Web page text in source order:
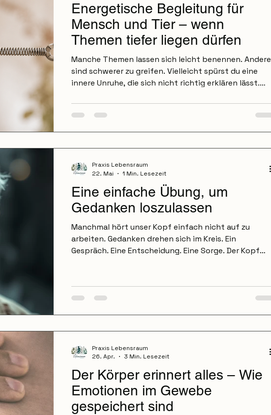
Energetische Begleitung für
Mensch und Tier – wenn
Themen tiefer liegen dürfen
Manche Themen lassen sich leicht benennen. Andere
sind schwerer zu greifen. Vielleicht spürst du eine
innere Unruhe, die sich nicht richtig erklären lässt.
denselben Punkt zu kommen. Oder du beobachtest
bei deinem Tier Veränderungen im Verhalten, ohne
dass du genau sagen kannst, warum. Manchmal gibt
Begleitung an. In meiner Praxi
Eine einfache Übung, um
Gedanken loszulassen
Manchmal hört unser Kopf einfach nicht auf zu
arbeiten. Gedanken drehen sich im Kreis. Ein
Gespräch. Eine Entscheidung. Eine Sorge. Der Kopf
Ort für seine Gedanken. Das Gedanken-Notizbuch
Nimm ein Blatt Papier oder ein kleines Notizbuch.
Viele Menschen merken dabei: Der Kopf wird
Praxis Lebensraum
22. Mai
1 Min. Lesezeit
Der Körper erinnert alles – Wie
Emotionen im Gewebe
gespeichert sind
Praxis Lebensraum
26. Apr.
3 Min. Lesezeit